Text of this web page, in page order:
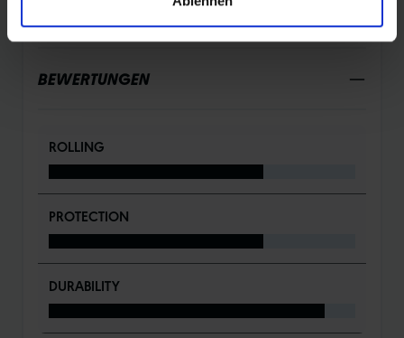
BEWERTUNGEN
ROLLING
PROTECTION
DURABILITY